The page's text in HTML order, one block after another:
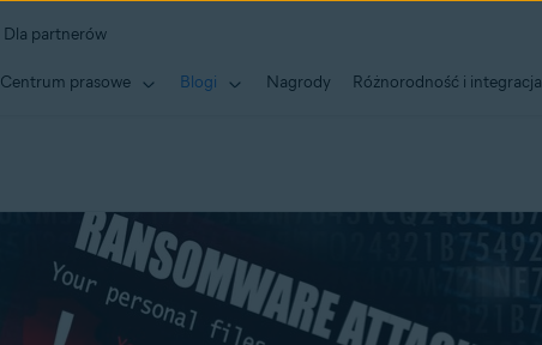
Dla partnerów
Centrum prasowe Blogi Nagrody Różnorodność i integracja